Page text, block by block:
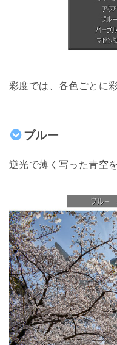
彩度では、各色ごとに
ブルー
逆光で薄く写った青空